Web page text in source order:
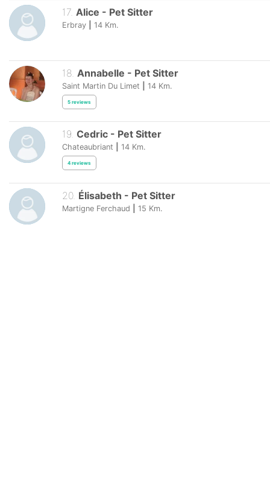
17. Alice - Pet Sitter
Erbray 14 Km.
18. Annabelle - Pet Sitter
Saint Martin Du Limet 14 Km.
5 reviews
19. Cedric - Pet Sitter
Chateaubriant 14 Km.
4 reviews
20. Élisabeth - Pet Sitter
Martigne Ferchaud 15 Km.